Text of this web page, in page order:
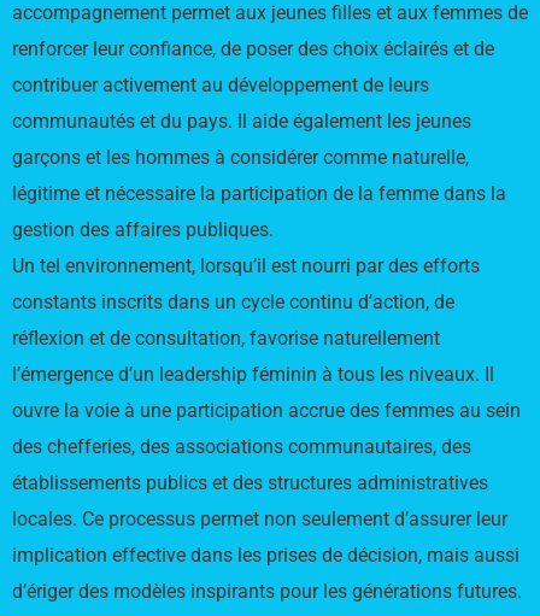
accompagnement permet aux jeunes filles et aux femmes de
renforcer leur confiance, de poser des choix éclairés et de
contribuer activement au développement de leurs
communautés et du pays. Il aide également les jeunes
garçons et les hommes à considérer comme naturelle,
légitime et nécessaire la participation de la femme dans la
gestion des affaires publiques.
Un tel environnement, lorsqu’il est nourri par des efforts
constants inscrits dans un cycle continu d’action, de
réflexion et de consultation, favorise naturellement
l’émergence d’un leadership féminin à tous les niveaux. Il
ouvre la voie à une participation accrue des femmes au sein
des chefferies, des associations communautaires, des
établissements publics et des structures administratives
locales. Ce processus permet non seulement d’assurer leur
implication effective dans les prises de décision, mais aussi
d’ériger des modèles inspirants pour les générations futures.